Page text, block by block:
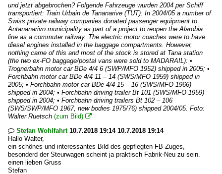
und jetzt abgebrochen? Folgende Fahrzeuge wurden 2004 per Schiff
transportiert: Train Urbain de Tananarive (TUT): In 2004/05 a number of
Swiss private railway companies donated passenger equipment to
Antananarivo municipality as part of a project to reopen the Alarobia
line as a commuter railway. The electric motor coaches were to have
diesel engines installed in the baggage compartments. However,
nothing came of this and most of the stock is stored at Tana station
(the two ex-FO baggage/postal vans were sold to MADARAIL): •
Trognerbahn motor car BDe 4/4 6 (SWP/MFO 1952) shipped in 2005; •
Forchbahn motor car BDe 4/4 11 – 14 (SWS/MFO 1959) shipped in
2005; • Forchbahn motor car BDe 4/4 15 – 16 (SWS/MFO 1966)
shipped in 2004; • Forchbahn driving trailer Bt 101 (SWS/MFO 1959)
shipped in 2004; • Forchbahn driving trailers Bt 102 – 106
(SWS/SWP/MFO 1967, new bodies 1975/76) shipped 2004/05. Foto:
Walter Ruetsch (zum Bild) 
 Stefan Wohlfahrt10.7.2018 19:14 10.7.2018 19:14
Hallo Walter,
ein schönes und interessantes Bild des gepflegten FB-Zuges,
besonderd der Steurwagen scheint ja praktisch Fabrik-Neu zu sein.
einen lieben Gruss
Stefan